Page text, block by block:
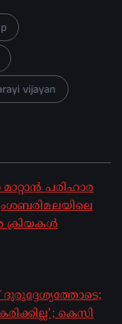
vijayan
പരിഹാര
ക്രിയകൾ
കെസി